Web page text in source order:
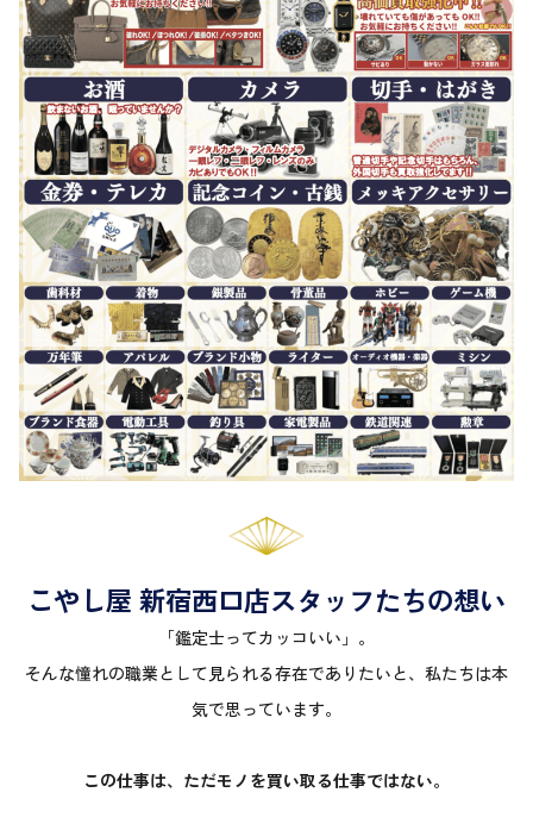
こやし屋 新宿西口店スタッフたちの想い
「鑑定士ってカッコいい」。
そんな憧れの職業として見られる存在でありたいと、私たちは本
気で思っています。
この仕事は、ただモノを買い取る仕事ではない。